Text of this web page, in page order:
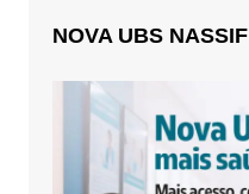
NOVA UBS NASSIF